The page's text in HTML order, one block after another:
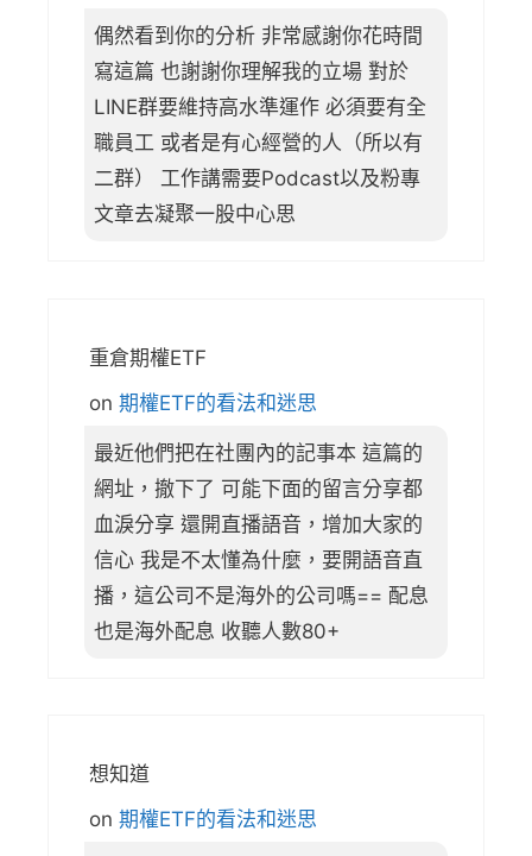
偶然看到你的分析 非常感謝你花時間
寫這篇 也謝謝你理解我的立場 對於
LINE群要維持高水準運作 必須要有全
職員工 或者是有心經營的人（所以有
二群） 工作講需要Podcast以及粉專
文章去凝聚一股中心思
重倉期權ETF
on 期權ETF的看法和迷思
最近他們把在社團內的記事本 這篇的
網址，撤下了 可能下面的留言分享都
血淚分享 還開直播語音，增加大家的
信心 我是不太懂為什麼，要開語音直
播，這公司不是海外的公司嗎== 配息
也是海外配息 收聽人數80+
想知道
on 期權ETF的看法和迷思